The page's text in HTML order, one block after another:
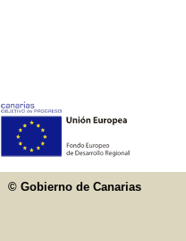
© Gobierno de Canarias